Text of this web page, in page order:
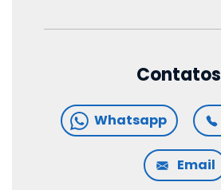
Contatos
Whatsapp
Email